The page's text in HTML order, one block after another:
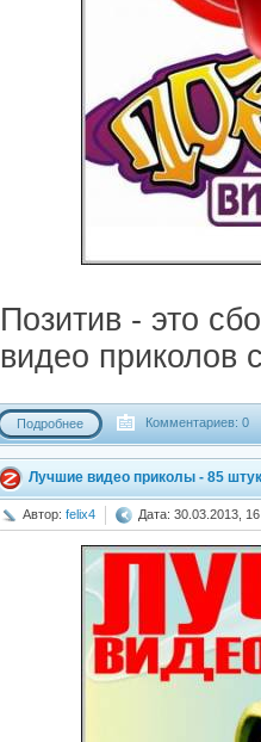
Позитив - это
видео приколов
Подробнее Комментариев: 0
Лучшие видео приколы - 85 штук
Автор: felix4 Дата: 30.03.2013,